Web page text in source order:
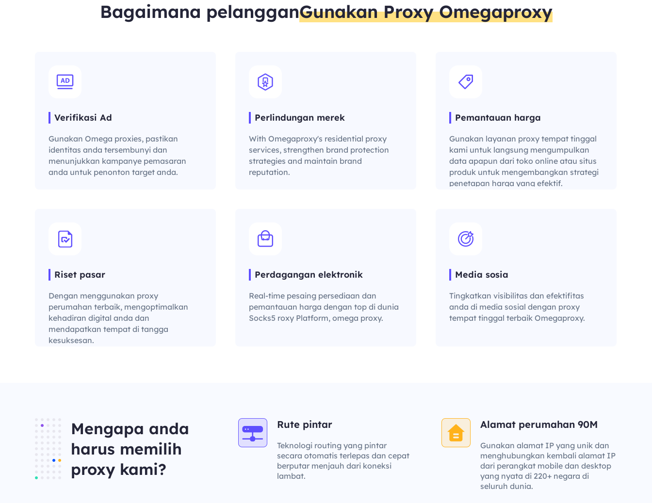
Bagaimana pelangganGunakan Proxy Omegaproxy
Verifikasi Ad
Gunakan Omega proxies, pastikan
identitas anda tersembunyi dan
menunjukkan kampanye pemasaran
anda untuk penonton target anda.
Perlindungan merek
With Omegaproxy's residential proxy
services, strengthen brand protection
strategies and maintain brand
reputation.
Pemantauan harga
Gunakan layanan proxy tempat tinggal
kami untuk langsung mengumpulkan
data apapun dari toko online atau situs
produk untuk mengembangkan strategi
penetapan harga yang efektif.
Riset pasar
Dengan menggunakan proxy
perumahan terbaik, mengoptimalkan
kehadiran digital anda dan
mendapatkan tempat di tangga
kesuksesan.
Perdagangan elektronik
Real-time pesaing persediaan dan
pemantauan harga dengan top di dunia
Socks5 roxy Platform, omega proxy.
Media sosia
Tingkatkan visibilitas dan efektifitas
anda di media sosial dengan proxy
tempat tinggal terbaik Omegaproxy.
Mengapa anda
harus memilih
proxy kami?
Rute pintar
Teknologi routing yang pintar
secara otomatis terlepas dan cepat
berputar menjauh dari koneksi
lambat.
Alamat perumahan 90M
Gunakan alamat IP yang unik dan
menghubungkan kembali alamat IP
dari perangkat mobile dan desktop
yang nyata di 220+ negara di
seluruh dunia.